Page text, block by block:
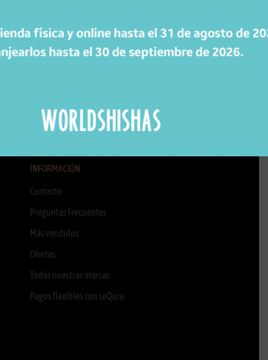
INFORMACIÓN
Contacto
Preguntas Frecuentes
Más vendidos
Ofertas
Todas nuestras marcas
Pagos flexibles con seQura